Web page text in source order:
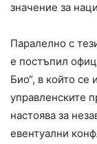
значение за
Паралелно с
е постъпил
Био“, в който се
управленските
настоява за
евентуални